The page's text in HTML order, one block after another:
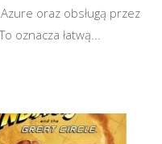
oraz obsługą przez
oznacza łatwą...